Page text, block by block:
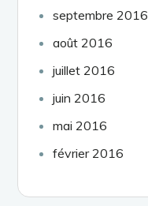
septembre 2016
août 2016
juillet 2016
juin 2016
mai 2016
février 2016